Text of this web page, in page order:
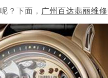
呢？下面， 广州百达翡丽维修